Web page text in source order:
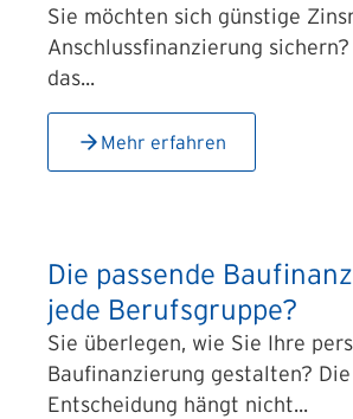
Sie möchten sich günstige
Anschlussfinanzierung
das...
Mehr erfahren
Die passende
jede Berufsgruppe?
Sie überlegen, wie Sie Ihre
Baufinanzierung gestalten? Die
Entscheidung hängt nicht...